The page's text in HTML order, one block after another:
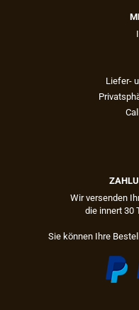
Liefer-
Wir versenden
die innert 30
Sie können Ihre